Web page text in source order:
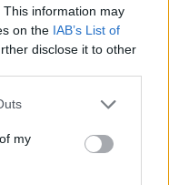
This information may
on the IAB’s List of
disclose it to other
my